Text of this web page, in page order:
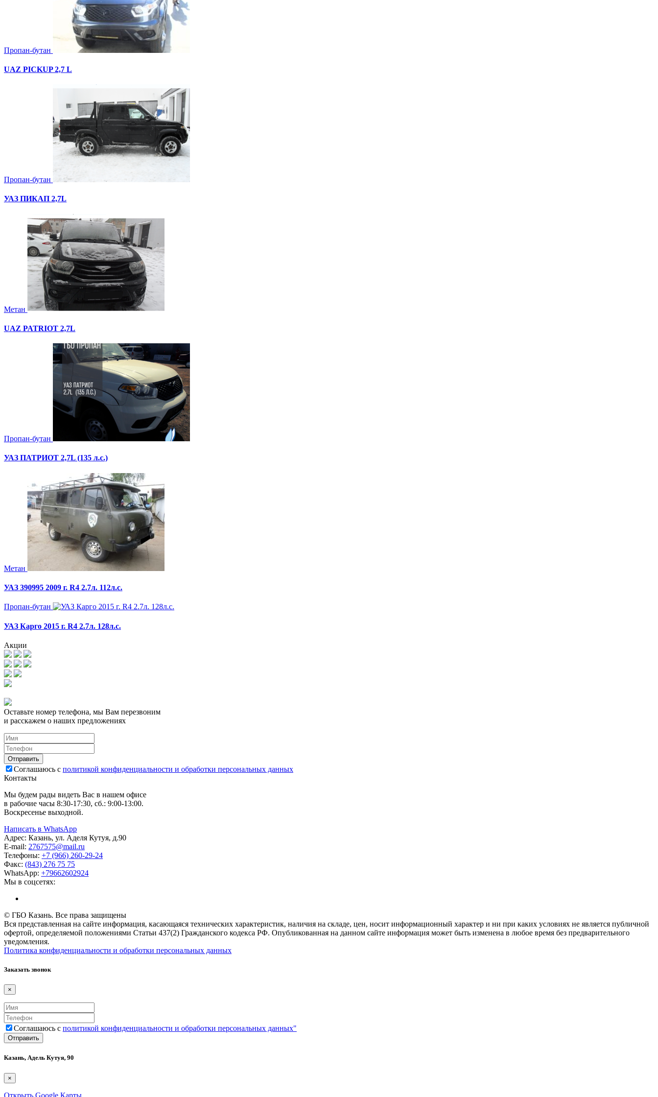
Пропан-бутан
UAZ PICKUP 2,7 L
Пропан-бутан
УАЗ ПИКАП 2,7L
Метан
UAZ PATRIOT 2,7L
Пропан-бутан
УАЗ ПАТРИОТ 2,7L (135 л.с.)
Метан
УАЗ 390995 2009 г. R4 2.7л. 112л.с.
Пропан-бутан
УАЗ Карго 2015 г. R4 2.7л. 128л.с.
Акции
Оставьте номер телефона, мы Вам перезвоним
и расскажем о наших предложениях
Соглашаюсь с политикой конфиденциальности и обработки персональных данных
Контакты
Мы будем рады видеть Вас в нашем офисе
в рабочие часы 8:30-17:30, сб.: 9:00-13:00.
Воскресенье выходной.
Написать в WhatsApp
Адрес: Казань, ул. Аделя Кутуя, д.90
E-mail: 2767575@mail.ru
Телефоны: +7 (966) 260-29-24
Факс: (843) 276 75 75
WhatsApp: +79662602924
Мы в соцсетях:
© ГБО Казань. Все права защищены
Вся представленная на сайте информация, касающаяся технических характеристик, наличия на складе, цен, носит информационный характер и ни при каких условиях не является публичной
офертой, определяемой положениями Статьи 437(2) Гражданского кодекса РФ. Опубликованная на данном сайте информация может быть изменена в любое время без предварительного
уведомления.
Политика конфиденциальности и обработки персональных данных
Заказать звонок
×
Соглашаюсь с политикой конфиденциальности и обработки персональных данных"
Казань, Адель Кутуя, 90
×
Открыть Google Карты